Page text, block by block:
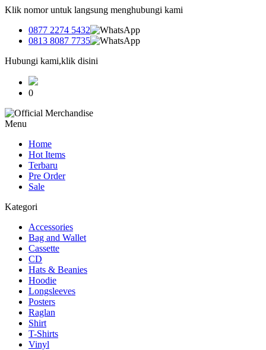
Klik nomor untuk langsung menghubungi kami
0877 2274 5432
0813 8087 7735
Hubungi kami,klik disini
0
Menu
Home
Hot Items
Terbaru
Pre Order
Sale
Kategori
Accessories
Bag and Wallet
Cassette
CD
Hats & Beanies
Hoodie
Longsleeves
Posters
Raglan
Shirt
T-Shirts
Vinyl